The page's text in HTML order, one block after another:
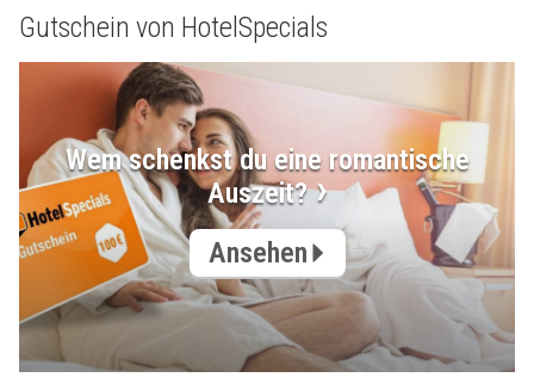
Gutschein von HotelSpecials
Wem schenkst du eine romantische
Auszeit?
Ansehen